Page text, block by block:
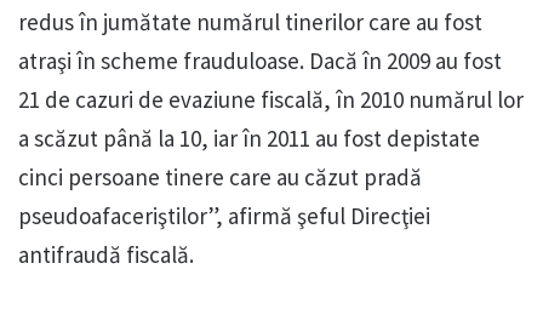
redus în jumătate numărul tinerilor care au fost
atraşi în scheme frauduloase. Dacă în 2009 au fost
21 de cazuri de evaziune fiscală, în 2010 numărul lor
a scăzut până la 10, iar în 2011 au fost depistate
cinci persoane tinere care au căzut pradă
pseudoafaceriştilor”, afirmă şeful Direcţiei
antifraudă fiscală.